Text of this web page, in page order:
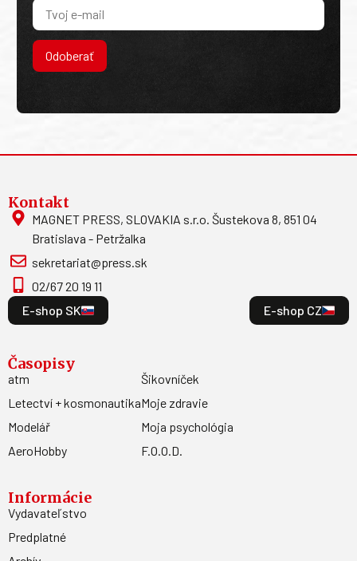
Odoberať
Kontakt
MAGNET PRESS, SLOVAKIA s.r.o. Šustekova 8, 851 04
Bratislava - Petržalka
sekretariat@press.sk
02/67 20 19 11
E-shop SK
E-shop CZ
Časopisy
atm
Letectví + kosmonautika
Modelář
AeroHobby
Šikovníček
Moje zdravie
Moja psychológia
F.O.O.D.
Informácie
Vydavateľstvo
Predplatné